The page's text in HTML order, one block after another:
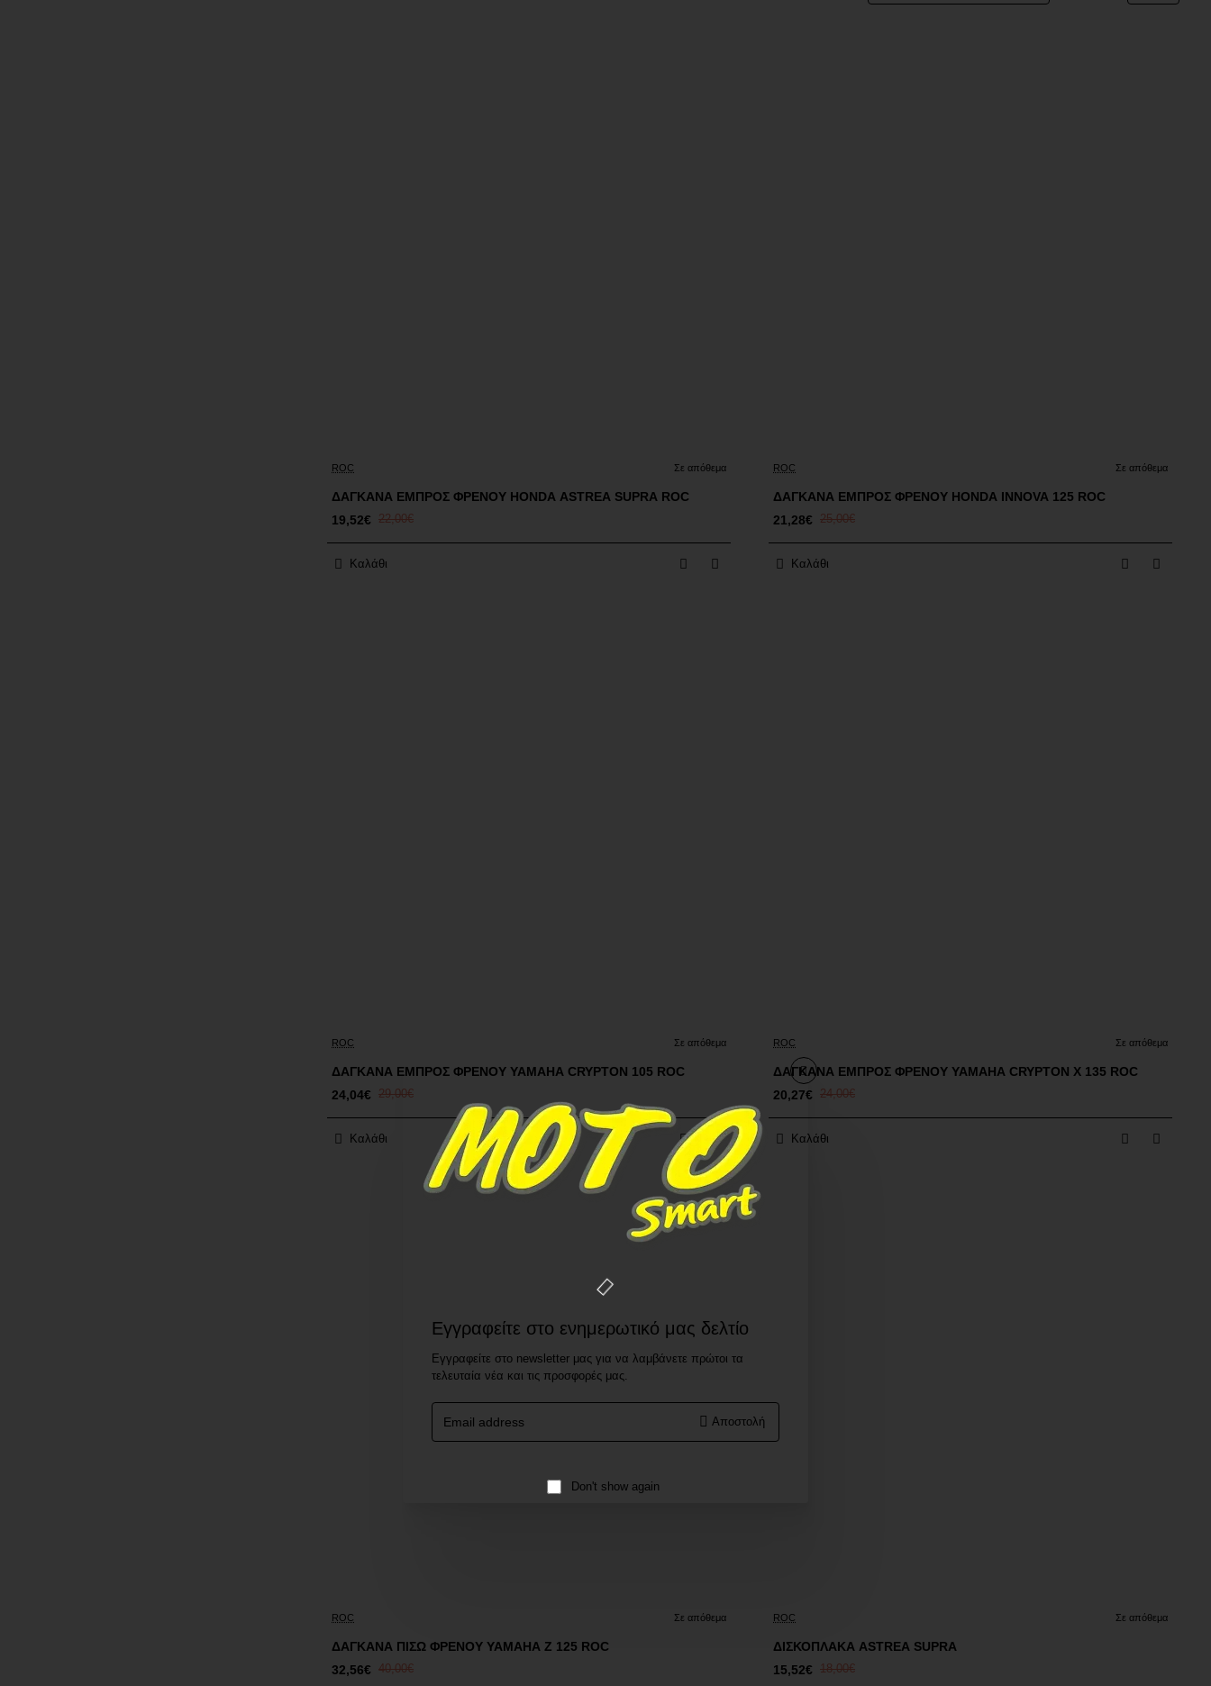
Εγγραφείτε στο ενημερωτικό μας δελτίο
Εγγραφείτε στο newsletter μας για να λαμβάνετε πρώτοι τα
τελευταία νέα και τις προσφορές μας.
address
Αποστολή
Don't show again
Έκπτωση
ROC Σε απόθεμα
ΔΑΓΚΑΝΑ ΕΜΠΡΟΣ ΦΡΕΝΟΥ HONDA ASTREA SUPRA ROC
19,52€
22,00€
Καλάθι
Έκπτωση
ROC Σε απόθεμα
ΔΑΓΚΑΝΑ ΕΜΠΡΟΣ ΦΡΕΝΟΥ HONDA INNOVA 125 ROC
21,28€
25,00€
Καλάθι
Έκπτωση
ROC Σε απόθεμα
ΔΑΓΚΑΝΑ ΕΜΠΡΟΣ ΦΡΕΝΟΥ YAMAHA CRYPTON 105 ROC
24,04€
29,00€
Καλάθι
Έκπτωση
ROC Σε απόθεμα
ΔΑΓΚΑΝΑ ΕΜΠΡΟΣ ΦΡΕΝΟΥ YAMAHA CRYPTON X 135 ROC
20,27€
24,00€
Καλάθι
Έκπτωση
ROC Σε απόθεμα
ΔΑΓΚΑΝΑ ΠΙΣΩ ΦΡΕΝΟΥ YAMAHA Z 125 ROC
32,56€
40,00€
Έκπτωση
ROC Σε απόθεμα
ΔΙΣΚΟΠΛΑΚΑ ASTREA SUPRA
15,52€
18,00€